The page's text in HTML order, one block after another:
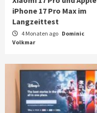
iPhone 17 Pro Max im
Langzeittest
4 Monaten ago Dominic
Volkmar